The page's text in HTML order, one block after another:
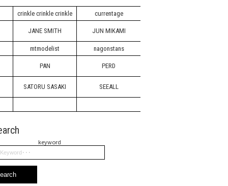
crinkle crinkle crinkle currentage
JANE SMITH JUN MIKAMI
mtmodelist
nagonstans
PAN PERD
SATORU SASAKI SEEALL
keyword